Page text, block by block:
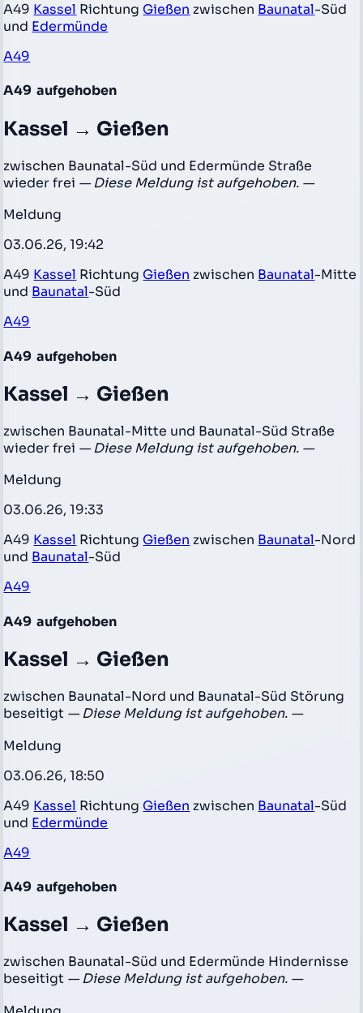
A49 Kassel Richtung Gießen zwischen Baunatal-Süd
und Edermünde
A49
A49 aufgehoben
Kassel → Gießen
zwischen Baunatal-Süd und Edermünde Straße
wieder frei — Diese Meldung ist aufgehoben. —
Meldung
03.06.26, 19:42
A49 Kassel Richtung Gießen zwischen Baunatal-Mitte
und Baunatal-Süd
A49
A49 aufgehoben
Kassel → Gießen
zwischen Baunatal-Mitte und Baunatal-Süd Straße
wieder frei — Diese Meldung ist aufgehoben. —
Meldung
03.06.26, 19:33
A49 Kassel Richtung Gießen zwischen Baunatal-Nord
und Baunatal-Süd
A49
A49 aufgehoben
Kassel → Gießen
zwischen Baunatal-Nord und Baunatal-Süd Störung
beseitigt — Diese Meldung ist aufgehoben. —
Meldung
03.06.26, 18:50
A49 Kassel Richtung Gießen zwischen Baunatal-Süd
und Edermünde
A49
A49 aufgehoben
Kassel → Gießen
zwischen Baunatal-Süd und Edermünde Hindernisse
beseitigt — Diese Meldung ist aufgehoben. —